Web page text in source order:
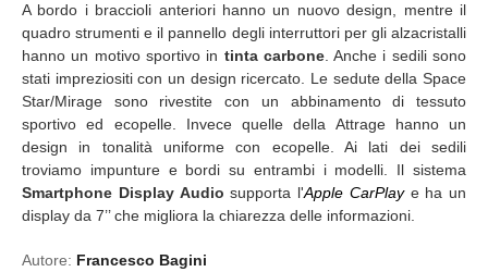
A bordo i braccioli anteriori hanno un nuovo design, mentre il
quadro strumenti e il pannello degli interruttori per gli alzacristalli
hanno un motivo sportivo in tinta carbone. Anche i sedili sono
stati impreziositi con un design ricercato. Le sedute della Space
Star/Mirage sono rivestite con un abbinamento di tessuto
sportivo ed ecopelle. Invece quelle della Attrage hanno un
design in tonalità uniforme con ecopelle. Ai lati dei sedili
troviamo impunture e bordi su entrambi i modelli. Il sistema
Smartphone Display Audio supporta l'Apple CarPlaye ha un
display da 7’’ che migliora la chiarezza delle informazioni.
Autore: Francesco Bagini